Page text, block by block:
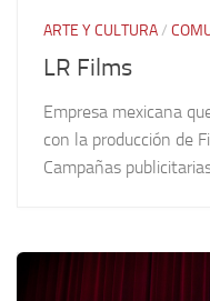
ARTE Y CULTURA/
LR Films
Empresa mexicana
con la producción de
Campañas